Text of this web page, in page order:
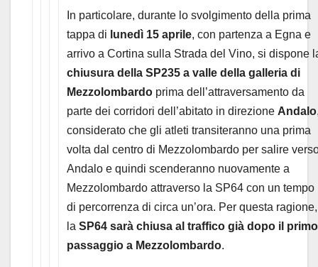
In particolare, durante lo svolgimento della prima
tappa di lunedì 15 aprile, con partenza a Egna e
arrivo a Cortina sulla Strada del Vino, si dispone
chiusura della SP235 a valle della galleria di
Mezzolombardo prima dell’attraversamento da
parte dei corridori dell’abitato in direzione Andalo
considerato che gli atleti transiteranno una prima
volta dal centro di Mezzolombardo per salire
Andalo e quindi scenderanno nuovamente a
Mezzolombardo attraverso la SP64 con un tempo
di percorrenza di circa un’ora. Per questa ragione,
la SP64 sarà chiusa al traffico già dopo il primo
passaggio a Mezzolombardo.